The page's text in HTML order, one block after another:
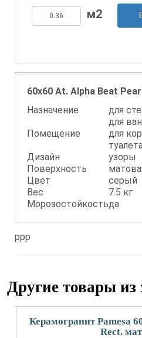
60x60 At. Alpha Beat
Назначение
для
Помещение
для
для
Дизайн
узоры
Поверхность
Цвет
серый
Вес
7.5 кг
Морозостойкостьда
ppp
Другие товары из
Керамогранит Pamesa
Rect.